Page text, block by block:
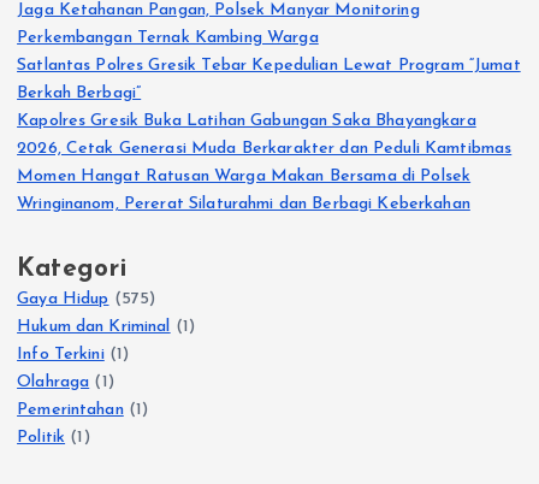
Jaga Ketahanan Pangan, Polsek Manyar Monitoring
Perkembangan Ternak Kambing Warga
Satlantas Polres Gresik Tebar Kepedulian Lewat Program “Jumat
Berkah Berbagi”
Kapolres Gresik Buka Latihan Gabungan Saka Bhayangkara
2026, Cetak Generasi Muda Berkarakter dan Peduli Kamtibmas
Momen Hangat Ratusan Warga Makan Bersama di Polsek
Wringinanom, Pererat Silaturahmi dan Berbagi Keberkahan
Kategori
Gaya Hidup (575)
Hukum dan Kriminal (1)
Info Terkini(1)
Olahraga (1)
Pemerintahan(1)
Politik (1)